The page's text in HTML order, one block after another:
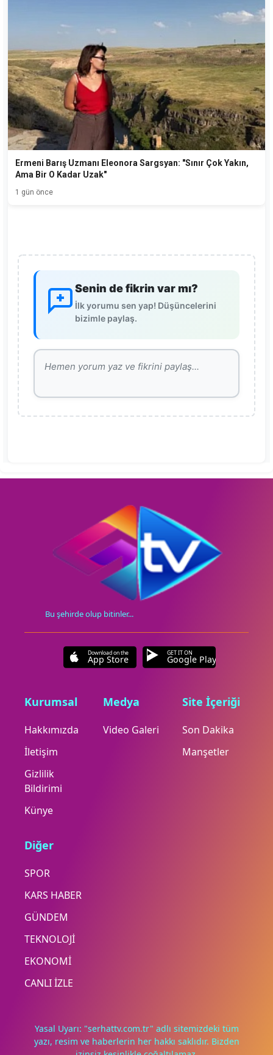
Ermeni Barış Uzmanı Eleonora Sargsyan: "Sınır Çok Yakın,
Ama Bir O Kadar Uzak"
1 gün önce
Senin de fikrin var mı?
İlk yorumu sen yap! Düşüncelerini
bizimle paylaş.
Bu şehirde olup bitinler...
Download on the
App Store
GET IT ON
Google Play
Kurumsal
Hakkımızda
İletişim
Gizlilik
Bildirimi
Künye
Medya
Video Galeri
Site İçeriği
Son Dakika
Manşetler
Diğer
SPOR
KARS HABER
GÜNDEM
TEKNOLOJİ
EKONOMİ
CANLI İZLE
Yasal Uyarı: "serhattv.com.tr" adlı sitemizdeki tüm
yazı, resim ve haberlerin her hakkı saklıdır. Bizden